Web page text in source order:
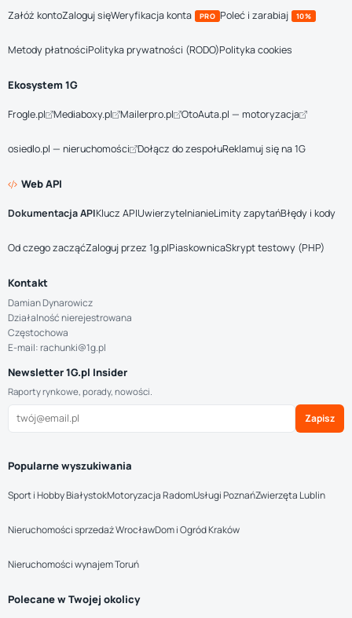
Załóż kontoZaloguj sięWeryfikacja konta PRO Poleć i zarabiaj 10%
Metody płatnościPolityka prywatności (RODO)Polityka cookies
Ekosystem 1G
Frogle.pl Mediaboxy.pl Mailerpro.pl OtoAuta.pl — motoryzacja
osiedlo.pl — nieruchomości Dołącz do zespołuReklamuj się na 1G
Web API
Dokumentacja APIKlucz APIUwierzytelnianieLimity zapytańBłędy i kody
Od czego zacząćZaloguj przez 1g.plPiaskownicaSkrypt testowy (PHP)
Kontakt
Damian Dynarowicz
Działalność nierejestrowana
Częstochowa
E-mail: rachunki@1g.pl
Newsletter 1G.pl Insider
Raporty rynkowe, porady, nowości.
Zapisz
Popularne wyszukiwania
Sport i Hobby BiałystokMotoryzacja RadomUsługi PoznańZwierzęta Lublin
Nieruchomości sprzedaż WrocławDom i Ogród Kraków
Nieruchomości wynajem Toruń
Polecane w Twojej okolicy